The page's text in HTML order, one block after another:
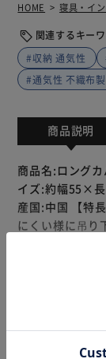
HOME 寝具・イ
関連するキー
#収納 通気性
#通気性 不織布製
商品説明
商品名:ロング
イズ:約幅55×
産国:中国 【特
にくい様に吊り
底閉じタイプ
りシャットア
くい収納に適
ガーに掛けたま
ト、ロングコ
※製品は予告な
じめご了承くだ